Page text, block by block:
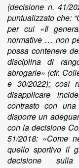
(decisione n. 41/
puntualizzato che:
per cui «Il
normative … non
possa contenere
disciplina di
abrogarle» (cfr.
e 30/2022); così
disapplicare
contrasto con
disporre un
con la decisione
51/2018: «Come
quello sportivo il
decisione